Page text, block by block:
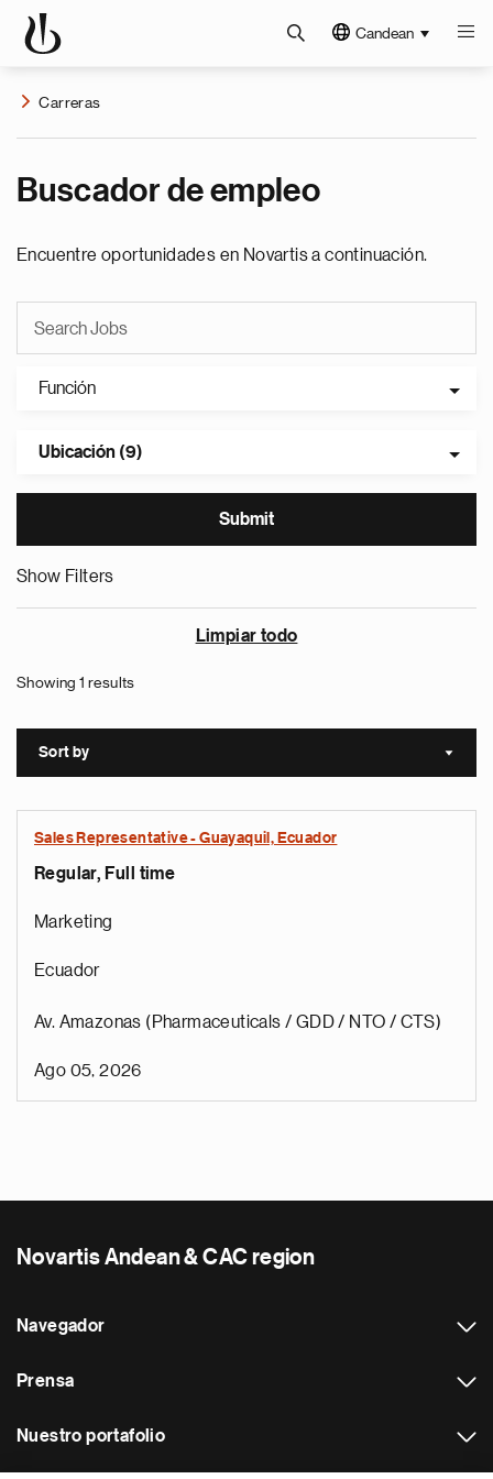
Candean
Carreras
Buscador de empleo
Encuentre oportunidades en Novartis a continuación.
Función
Ubicación (9)
Show Filters
Limpiar todo
Showing 1 results
Sort by Sort
Sales Representative - Guayaquil, Ecuador
Regular, Full time
Marketing
Ecuador
Av. Amazonas (Pharmaceuticals / GDD / NTO / CTS)
Ago 05, 2026
Novartis Andean & CAC region
Navegador
Prensa
Nuestro portafolio